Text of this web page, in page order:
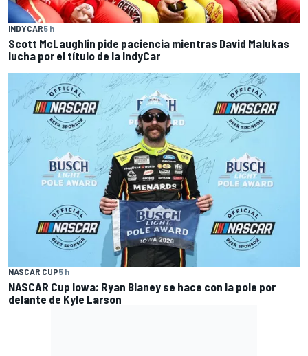
INDYCAR5 h
Scott McLaughlin pide paciencia mientras David Malukas
lucha por el título de la IndyCar
NASCAR CUP5 h
NASCAR Cup Iowa: Ryan Blaney se hace con la pole por
delante de Kyle Larson